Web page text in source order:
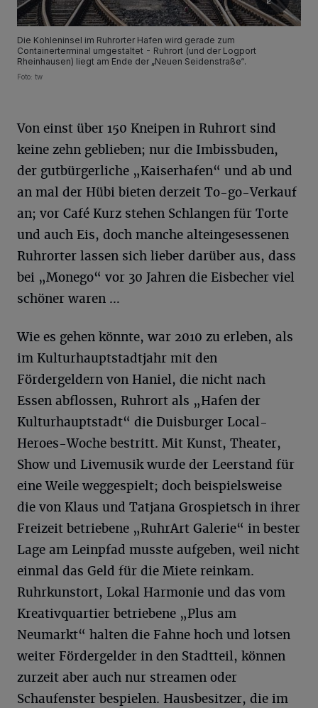
Die Kohleninsel im Ruhrorter Hafen wird gerade zum
Containerterminal umgestaltet - Ruhrort (und der Logport
Rheinhausen) liegt am Ende der „Neuen Seidenstraße“.
Foto: tw
Von einst über 150 Kneipen in Ruhrort sind
keine zehn geblieben; nur die Imbissbuden,
der gutbürgerliche „Kaiserhafen“ und ab und
an mal der Hübi bieten derzeit To-go-Verkauf
an; vor Café Kurz stehen Schlangen für Torte
und auch Eis, doch manche alteingesessenen
Ruhrorter lassen sich lieber darüber aus, dass
bei „Monego“ vor 30 Jahren die Eisbecher viel
schöner waren …
Wie es gehen könnte, war 2010 zu erleben, als
im Kulturhauptstadtjahr mit den
Fördergeldern von Haniel, die nicht nach
Essen abflossen, Ruhrort als „Hafen der
Kulturhauptstadt“ die Duisburger Local-
Heroes-Woche bestritt. Mit Kunst, Theater,
Show und Livemusik wurde der Leerstand für
eine Weile weggespielt; doch beispielsweise
die von Klaus und Tatjana Grospietsch in ihrer
Freizeit betriebene „RuhrArt Galerie“ in bester
Lage am Leinpfad musste aufgeben, weil nicht
einmal das Geld für die Miete reinkam.
Ruhrkunstort, Lokal Harmonie und das vom
Kreativquartier betriebene „Plus am
Neumarkt“ halten die Fahne hoch und lotsen
weiter Fördergelder in den Stadtteil, können
zurzeit aber auch nur streamen oder
Schaufenster bespielen. Hausbesitzer, die im